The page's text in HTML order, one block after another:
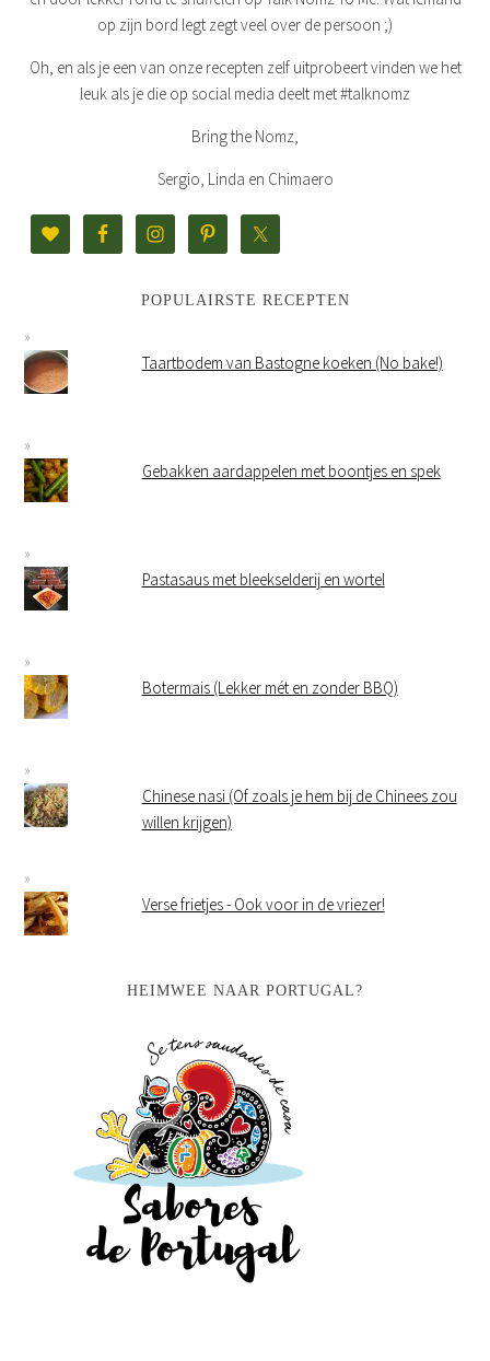
op zijn bord legt zegt veel over de persoon ;)
Oh, en als je een van onze recepten zelf uitprobeert vinden we het
leuk als je die op social media deelt met #talknomz
Bring the Nomz,
Sergio, Linda en Chimaero
POPULAIRSTE RECEPTEN
Taartbodem van Bastogne koeken (No bake!)
Gebakken aardappelen met boontjes en spek
Pastasaus met bleekselderij en wortel
Botermais (Lekker mét en zonder BBQ)
Chinese nasi (Of zoals je hem bij de Chinees zou
willen krijgen)
Verse frietjes - Ook voor in de vriezer!
HEIMWEE NAAR PORTUGAL?